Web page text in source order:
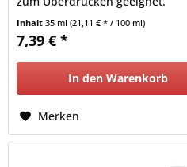
Inhalt35 ml(21,11 € * / 100 ml)
7,39 € *
In den Warenkorb
Merken